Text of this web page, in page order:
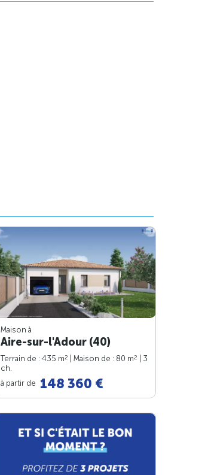
Maison à
Aire-sur-l'Adour (40)
Terrain de : 435 m2 | Maison de : 80 m2
| 3
ch.
à partir de 148 360 €